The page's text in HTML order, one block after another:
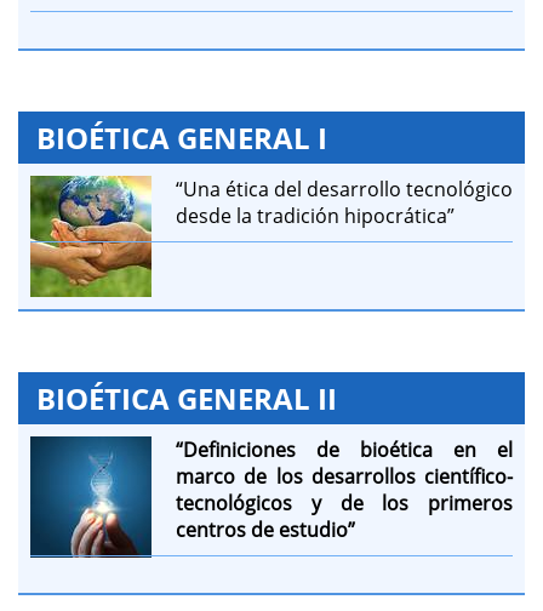
BIOÉTICA GENERAL I
“Una ética del desarrollo tecnológico
desde la tradición hipocrática”
BIOÉTICA GENERAL II
“Definiciones de bioética en el
marco de los desarrollos científico-
tecnológicos y de los primeros
centros de estudio”